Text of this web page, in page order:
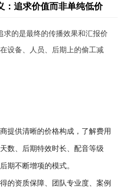
：追求价值而非单纯低价
求的是最终的传播效果和汇报价
设备、人员、后期上的偷工减
提供清晰的价格构成，了解费用
数、后期特效时长、配音等级
期不断增项的模式。
的资质保障、团队专业度、案例